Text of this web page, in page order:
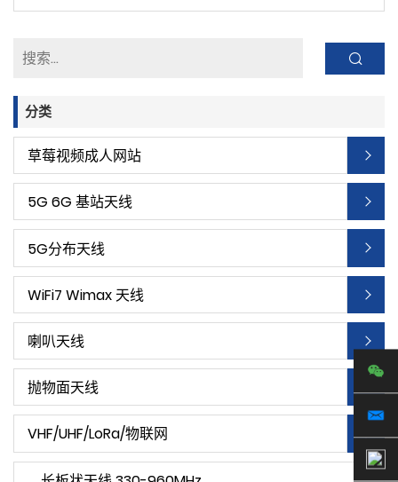
分类
草莓视频成人网站
5G 6G 基站天线
5G分布天线
WiFi7 Wimax 天线
喇叭天线
抛物面天线
VHF/UHF/LoRa/物联网